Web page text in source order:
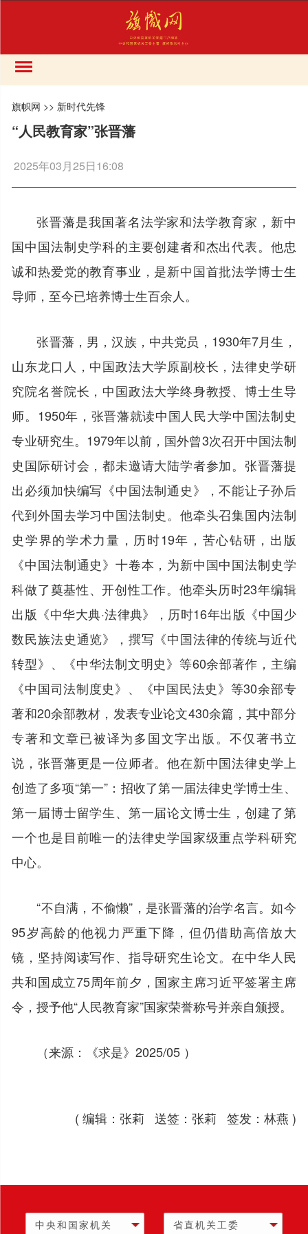
旗帜网 >> 新时代先锋
“人民教育家”张晋藩
2025年03月25日16:08
张晋藩是我国著名法学家和法学教育家，新中
国中国法制史学科的主要创建者和杰出代表。他忠
诚和热爱党的教育事业，是新中国首批法学博士生
导师，至今已培养博士生百余人。
张晋藩，男，汉族，中共党员，1930年7月生，
山东龙口人，中国政法大学原副校长，法律史学研
究院名誉院长，中国政法大学终身教授、博士生导
师。1950年，张晋藩就读中国人民大学中国法制史
专业研究生。1979年以前，国外曾3次召开中国法制
史国际研讨会，都未邀请大陆学者参加。张晋藩提
出必须加快编写《中国法制通史》，不能让子孙后
代到外国去学习中国法制史。他牵头召集国内法制
史学界的学术力量，历时19年，苦心钻研，出版
《中国法制通史》十卷本，为新中国中国法制史学
科做了奠基性、开创性工作。他牵头历时23年编辑
出版《中华大典·法律典》，历时16年出版《中国少
数民族法史通览》，撰写《中国法律的传统与近代
转型》、《中华法制文明史》等60余部著作，主编
《中国司法制度史》、《中国民法史》等30余部专
著和20余部教材，发表专业论文430余篇，其中部分
专著和文章已被译为多国文字出版。不仅著书立
说，张晋藩更是一位师者。他在新中国法律史学上
创造了多项“第一”：招收了第一届法律史学博士生、
第一届博士留学生、第一届论文博士生，创建了第
一个也是目前唯一的法律史学国家级重点学科研究
中心。
“不自满，不偷懒”，是张晋藩的治学名言。如今
95岁高龄的他视力严重下降，但仍借助高倍放大
镜，坚持阅读写作、指导研究生论文。在中华人民
共和国成立75周年前夕，国家主席习近平签署主席
令，授予他“人民教育家”国家荣誉称号并亲自颁授。
（来源：《求是》2025/05 ）
( 编辑：张莉 送签：张莉 签发：林燕 )
中央和国家机关 省直机关工委